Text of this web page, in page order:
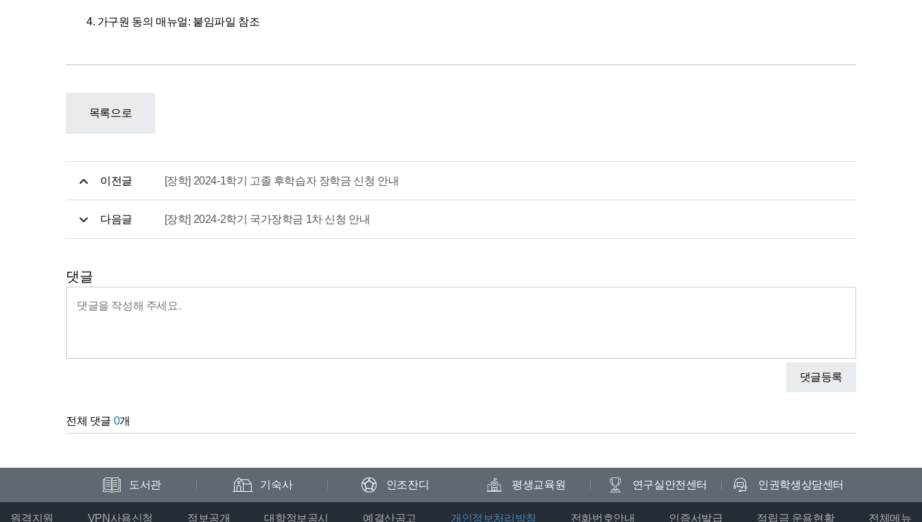
4. 가구원 동의 매뉴얼: 붙임파일 참조
목록으로
이전글 [장학] 2024-1학기 고졸 후학습자 장학금 신청 안내
다음글 [장학] 2024-2학기 국가장학금 1차 신청 안내
댓글
댓글등록
전체 댓글 0개
도서관 기숙사 인조잔디 평생교육원 연구실안전센터 인권학생상담센터
원격지원 VPN사용신청 정보공개 대학정보공시 예결산공고 개인정보처리방침 전화번호안내 인증서발급 적립금 운용현황 전체메뉴